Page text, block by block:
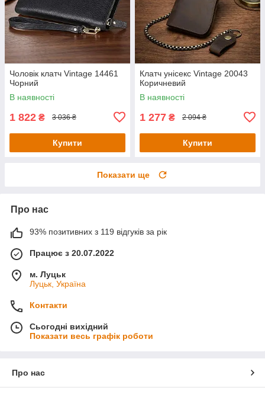
Чоловік клатч Vintage 14461
Чорний
В наявності
1 822 ₴ 3 036 ₴
Купити
Клатч унісекс Vintage 20043
Коричневий
В наявності
1 277 ₴ 2 094 ₴
Купити
Показати ще
Про нас
93% позитивних з 119 відгуків за рік
Працює з 20.07.2022
м. Луцьк
Луцьк, Україна
Контакти
Сьогодні вихідний
Показати весь графік роботи
Про нас